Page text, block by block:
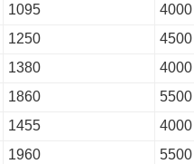
1095
1250
1380
1860
1455
1960